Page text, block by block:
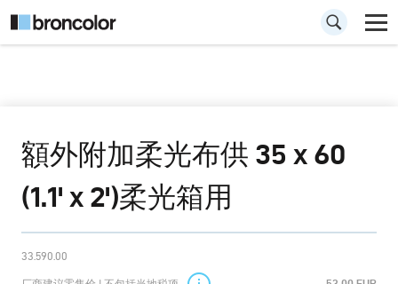
額外附加柔光布供 35 x 60
(1.1' x 2')柔光箱用
33.590.00